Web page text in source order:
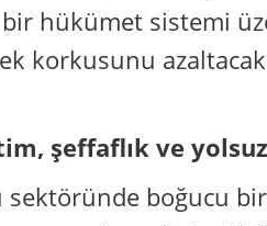
bir hükümet sistemi
korkusunu
şeffaflık ve
sektöründe boğucu